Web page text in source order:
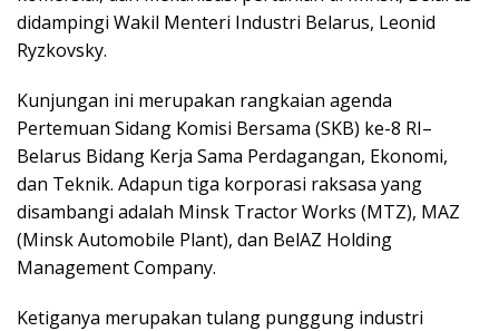
didampingi Wakil Menteri Industri Belarus, Leonid
Ryzkovsky.
Kunjungan ini merupakan rangkaian agenda
Pertemuan Sidang Komisi Bersama (SKB) ke-8 RI–
Belarus Bidang Kerja Sama Perdagangan, Ekonomi,
dan Teknik. Adapun tiga korporasi raksasa yang
disambangi adalah Minsk Tractor Works (MTZ), MAZ
(Minsk Automobile Plant), dan BelAZ Holding
Management Company.
Ketiganya merupakan tulang punggung industri